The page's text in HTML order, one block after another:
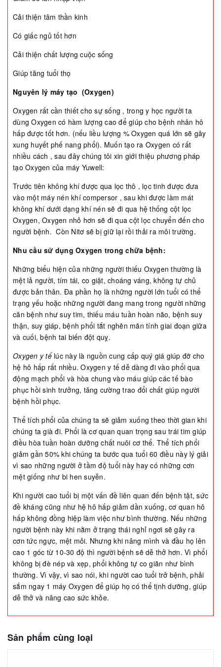
Cải thiện tâm thần kinh
Có giấc ngủ tốt hơn
Cải thiện chất lượng cuộc sống
Giúp tăng tuổi thọ
Nguyên lý máy tạo (Oxygen)
Oxygen rất cần thiết cho sự sống , trong y học người ta
dùng Oxygen có hàm lượng cao để giúp cho bệnh nhân hô
hấp được tốt hơn. (nếu liều lượng % Oxygen quá lớn sẽ gây
xung huyết phế nang phổi). Muốn tạo ra Oxygen có rất
nhiều cách , sau đây chúng tôi xin giới thiệu phương pháp
tạo Oxygen của máy Yuwell:
Trước tiên không khí được qua lọc thô , lọc tinh được đưa
vào một máy nén khí compersor , sau khi được làm mát
không khí dưới dạng khí nén sẽ đi qua hệ thống cột lọc
Oxygen, Oxygen nhỏ hơn sẽ đi qua cột lọc chuyển đến cho
người bệnh. Còn Nitơ sẽ bị giữ lại rồi thải ra môi trường.
Nhu cầu sử dụng Oxygen trong chữa bệnh:
Những biểu hiện của những người thiếu Oxygen thường là
mệt lả người, tím tái, co giật, choáng váng, không tự chủ
được bản thân. Đa phần họ là những người lớn tuổi có thể
trạng yếu hoặc những người đang mang trong người những
căn bệnh như suy tim, thiếu máu tuần hoàn não, bệnh suy
thận, suy giáp, bệnh phổi tắt nghẽn mãn tính giai đoạn giữa
và cuối, bệnh tai biến đột quỵ.
Oxygen y tếlúc này là nguồn cung cấp quý giá giúp đỡ cho
hệ hô hấp rất nhiều. Oxygen y tế dễ dàng đi vào phổi qua
động mạch phổi và hòa chung vào máu giúp các tế bào
phục hồi sinh trưởng, tăng cường trao đổi chất giúp người
bệnh hồi phục.
Thể tích phổi của chúng ta sẽ giảm xuống theo thời gian khi
chúng ta già đi. Phổi là cơ quan quan trọng sau trái tim giúp
điều hòa tuần hoàn dưỡng chất nuôi cơ thể. Thể tích phổi
giảm gần 50% khi chúng ta bước qua tuổi 60 điều này lý giải
vì sao những người ở tầm độ tuổi này hay có những cơn
mệt giống như bi hen suyễn.
Khi người cao tuổi bị một vấn đề liên quan đến bệnh tật, sức
đề kháng cũng như hệ hô hấp giảm dần xuống, cơ quan hô
hấp không đồng hiệp làm việc như bình thường. Nếu những
người bệnh này khi nằm ở trạng thái nghỉ ngơi sẽ gây ra
cơn tức ngực, mệt mỏi. Nhưng khi nâng mình và đầu họ lên
cao 1 góc từ 10-30 độ thì người bệnh sẽ dễ thở hơn. Vì phổi
không bị đè nép và xẹp, phổi không tự co giãn như bình
thường. Vì vậy, vì sao nói, khi người cao tuổi trở bệnh, phải
sắm ngay 1 máy Oxygen để giúp họ có thể tịnh dưỡng, giúp
dễ thở và nâng cao sức khỏe.
Sản phẩm cùng loại